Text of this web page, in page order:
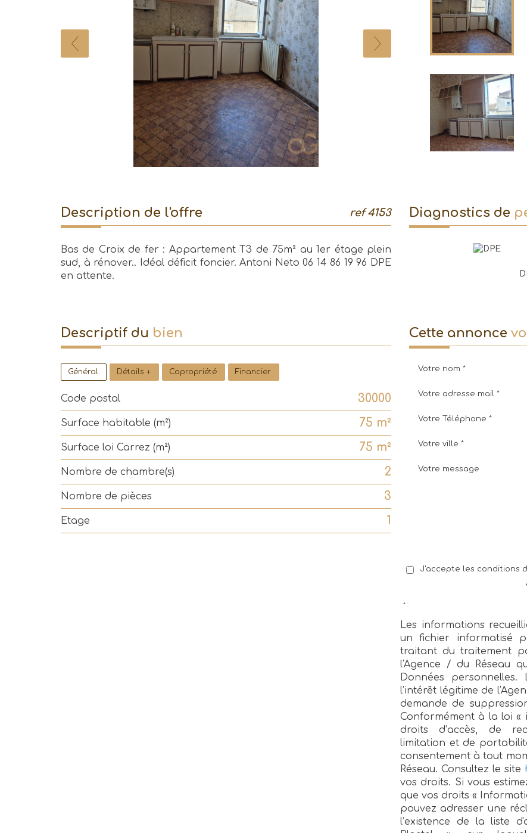
description de l'offre ref 4153
Bas de Croix de fer : Appartement T3 de 75m² au 1er étage plein
sud, à rénover.. Idéal déficit foncier. Antoni Neto 06 14 86 19 96 DPE
en attente.
diagnostics de
descriptif du bien
Général Détails + Copropriété Financier
Code postal 30000
Surface habitable (m²) 75 m²
Surface loi Carrez (m²) 75 m²
Nombre de chambre(s) 2
Nombre de pièces 3
Etage 1
cette annonce
Votre nom *
Votre adresse mail *
Votre Téléphone *
Votre ville *
Votre message
J'accepte les conditions
* :
Les informations
un fichier informatisé
traitant du traitement
l'Agence / du Réseau
Données
l'intérêt légitime de
demande de
Conformément à la loi «
droits d’accès, de
limitation et de
consentement à tout
Réseau. Consultez le site
vos droits. Si vous
que vos droits «
pouvez adresser une
l’existence de la liste